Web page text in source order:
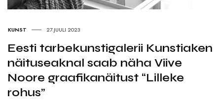
KUNST 27.JUULI 2023
Eesti tarbekunstigalerii Kunstiaken
näituseaknal saab näha Viive
Noore graafikanäitust “Lilleke
rohus”